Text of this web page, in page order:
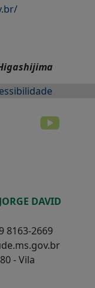
DAVID
8163-2669
- Vila